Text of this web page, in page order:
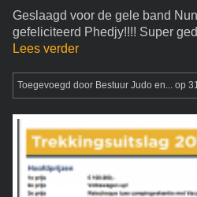
Geslaagd voor de gele band
gefeliciteerd Phedjy!!!! Super
Lees verder
Toegevoegd door Bestuur Judo en... op